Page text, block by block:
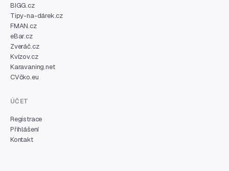
BIGG.cz
Tipy-na-dárek.cz
FMAN.cz
eBar.cz
Zveráč.cz
Kvízov.cz
Karavaning.net
CVčko.eu
ÚČET
Registrace
Přihlášení
Kontakt